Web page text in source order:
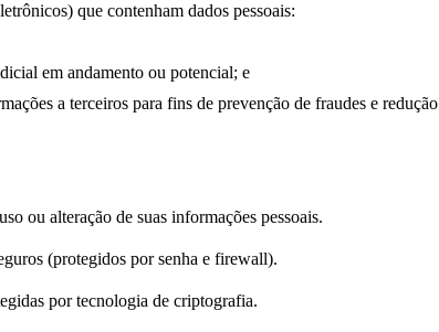
que contenham dados pessoais:
em andamento ou potencial; e
a terceiros para fins de prevenção de fraudes e redução
ou alteração de suas informações pessoais.
(protegidos por senha e firewall).
por tecnologia de criptografia.